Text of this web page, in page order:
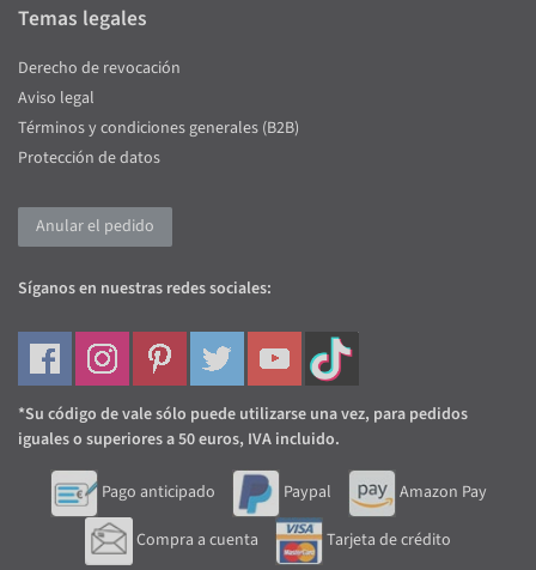
Temas legales
Derecho de revocación
Aviso legal
Términos y condiciones generales (B2B)
Protección de datos
Anular el pedido
Síganos en nuestras redes sociales:
*Su código de vale sólo puede utilizarse una vez, para pedidos
iguales o superiores a 50 euros, IVA incluido.
Pago anticipado Paypal
Amazon Pay
Compra a cuenta
Tarjeta de crédito